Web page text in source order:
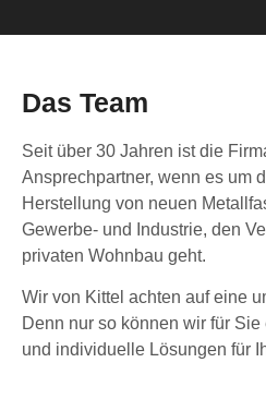
Das Team
Seit über 30 Jahren ist die
Ansprechpartner, wenn es um
Herstellung von neuen
Gewerbe- und Industrie, den
privaten Wohnbau geht.
Wir von Kittel achten auf eine
Denn nur so können wir für
und individuelle Lösungen für